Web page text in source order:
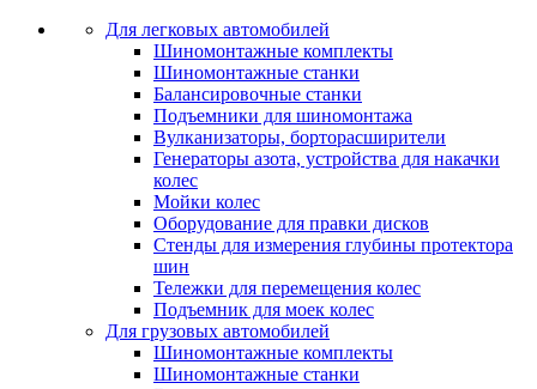
Для легковых автомобилей
Шиномонтажные комплекты
Шиномонтажные станки
Балансировочные станки
Подъемники для шиномонтажа
Вулканизаторы, борторасширители
Генераторы азота, устройства для накачки
колес
Мойки колес
Оборудование для правки дисков
Стенды для измерения глубины протектора
шин
Тележки для перемещения колес
Подъемник для моек колеc
Для грузовых автомобилей
Шиномонтажные комплекты
Шиномонтажные станки